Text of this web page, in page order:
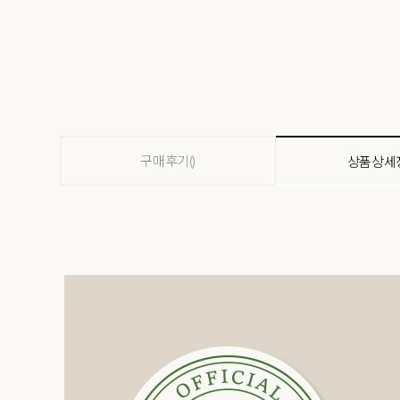
구매후기() 상품상세